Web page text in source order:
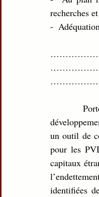
recherches
-
       Porter une réflexion sur l’impact de la dette sur la pauvreté dans les pays en voie de
un outil de
pour les
capitaux
identifiées